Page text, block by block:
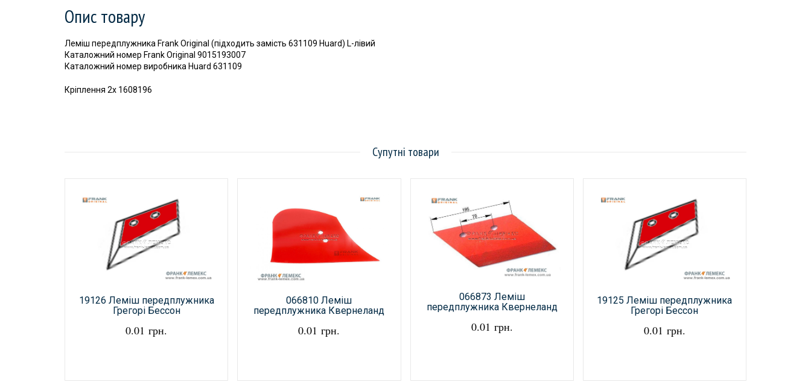
Опис товару
Леміш передплужника Frank Original (підходить замість 631109 Huard) L-лівий
Каталожний номер Frank Original 9015193007
Каталожний номер виробника Huard 631109
Кріплення 2x 1608196
Супутні товари
19126 Леміш передплужника
Грегорі Бессон
0.01 грн.
066810 Леміш
передплужника Квернеланд
0.01 грн.
066873 Леміш
передплужника Квернеланд
0.01 грн.
19125 Леміш передплужника
Грегорі Бессон
0.01 грн.